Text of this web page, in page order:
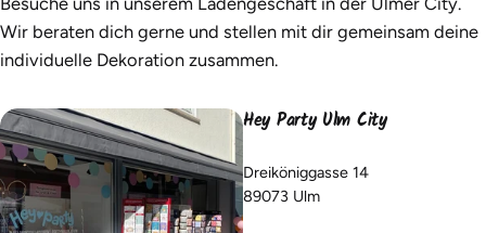
Wir beraten dich gerne und stellen mit dir gemeinsam deine
individuelle Dekoration zusammen.
Hey Party Ulm City
Dreiköniggasse 14
89073 Ulm